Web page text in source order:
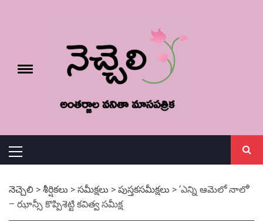
Toggle
Menu
నెచ్చెలి > శీర్షికలు > సమీక్షలు > పుస్తకసమీక్షలు > ‘ఎన్ని ఆమెలో నాలో’
– ఝాన్సీ కొప్పిశెట్టి కవిత్వ సమీక్ష